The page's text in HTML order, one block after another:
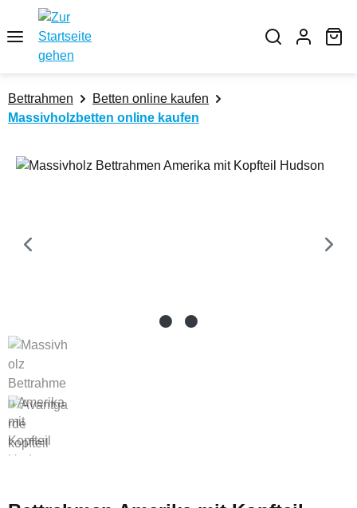
Zum Hauptinhalt springen
Bettrahmen
Betten online kaufen
Massivholzbetten online kaufen
Bildergalerie überspringen